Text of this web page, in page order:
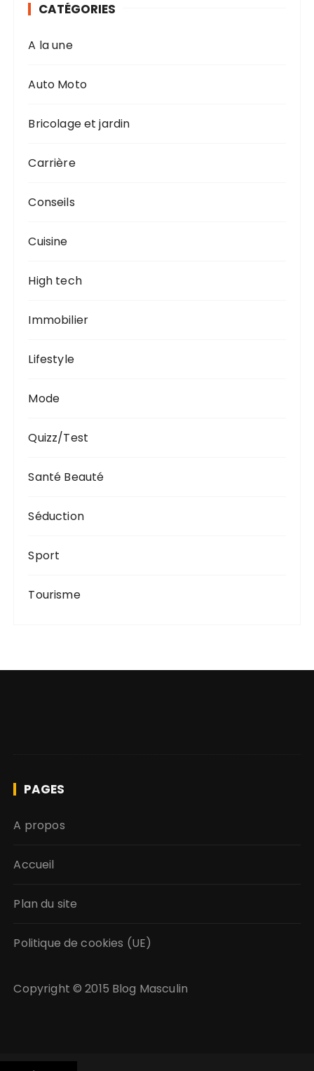
CATÉGORIES
A la une
Auto Moto
Bricolage et jardin
Carrière
Conseils
Cuisine
High tech
Immobilier
Lifestyle
Mode
Quizz/Test
Santé Beauté
Séduction
Sport
Tourisme
PAGES
A propos
Accueil
Plan du site
Politique de cookies (UE)
Copyright © 2015 Blog Masculin